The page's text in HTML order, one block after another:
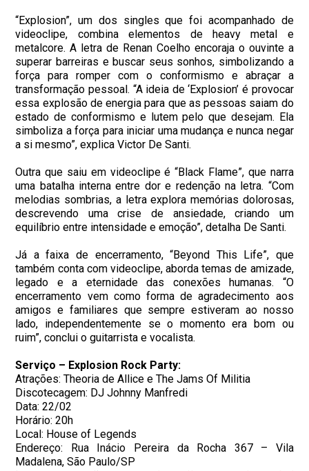
“Explosion”, um dos singles que foi acompanhado de
videoclipe, combina elementos de heavy metal e
metalcore. A letra de Renan Coelho encoraja o ouvinte a
superar barreiras e buscar seus sonhos, simbolizando a
força para romper com o conformismo e abraçar a
transformação pessoal. “A ideia de ‘Explosion’ é provocar
essa explosão de energia para que as pessoas saiam do
estado de conformismo e lutem pelo que desejam. Ela
simboliza a força para iniciar uma mudança e nunca negar
a si mesmo”, explica Victor De Santi.
Outra que saiu em videoclipe é “Black Flame”, que narra
uma batalha interna entre dor e redenção na letra. “Com
melodias sombrias, a letra explora memórias dolorosas,
descrevendo uma crise de ansiedade, criando um
equilíbrio entre intensidade e emoção”, detalha De Santi.
Já a faixa de encerramento, “Beyond This Life”, que
também conta com videoclipe, aborda temas de amizade,
legado e a eternidade das conexões humanas. “O
encerramento vem como forma de agradecimento aos
amigos e familiares que sempre estiveram ao nosso
lado, independentemente se o momento era bom ou
ruim”, conclui o guitarrista e vocalista.
Serviço – Explosion Rock Party:
Atrações: Theoria de Allice e The Jams Of Militia
Discotecagem: DJ Johnny Manfredi
Data: 22/02
Horário: 20h
Local: House of Legends
Endereço: Rua Inácio Pereira da Rocha 367 – Vila
Madalena, São Paulo/SP